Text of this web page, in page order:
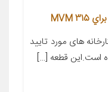
های مورد تایید